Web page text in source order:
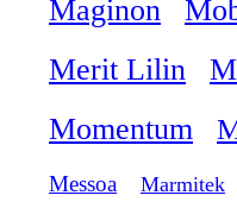
Maginon
Merit Lilin
Momentum
Messoa Marmitek